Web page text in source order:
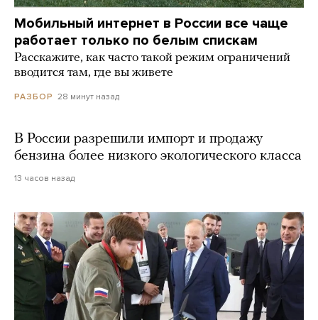
Мобильный интернет в России все чаще
работает только по белым спискам
Расскажите, как часто такой режим ограничений
вводится там, где вы живете
РАЗБОР 28 минут назад
В России разрешили импорт и продажу
бензина более низкого экологического класса
13 часов назад